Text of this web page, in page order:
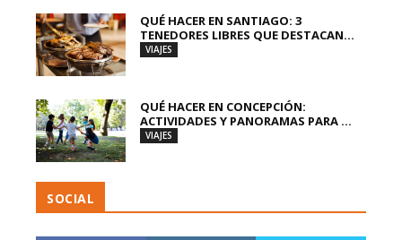
QUÉ HACER EN SANTIAGO: 3
TENEDORES LIBRES QUE DESTACAN...
VIAJES
QUÉ HACER EN CONCEPCIÓN:
ACTIVIDADES Y PANORAMAS PARA ...
VIAJES
SOCIAL